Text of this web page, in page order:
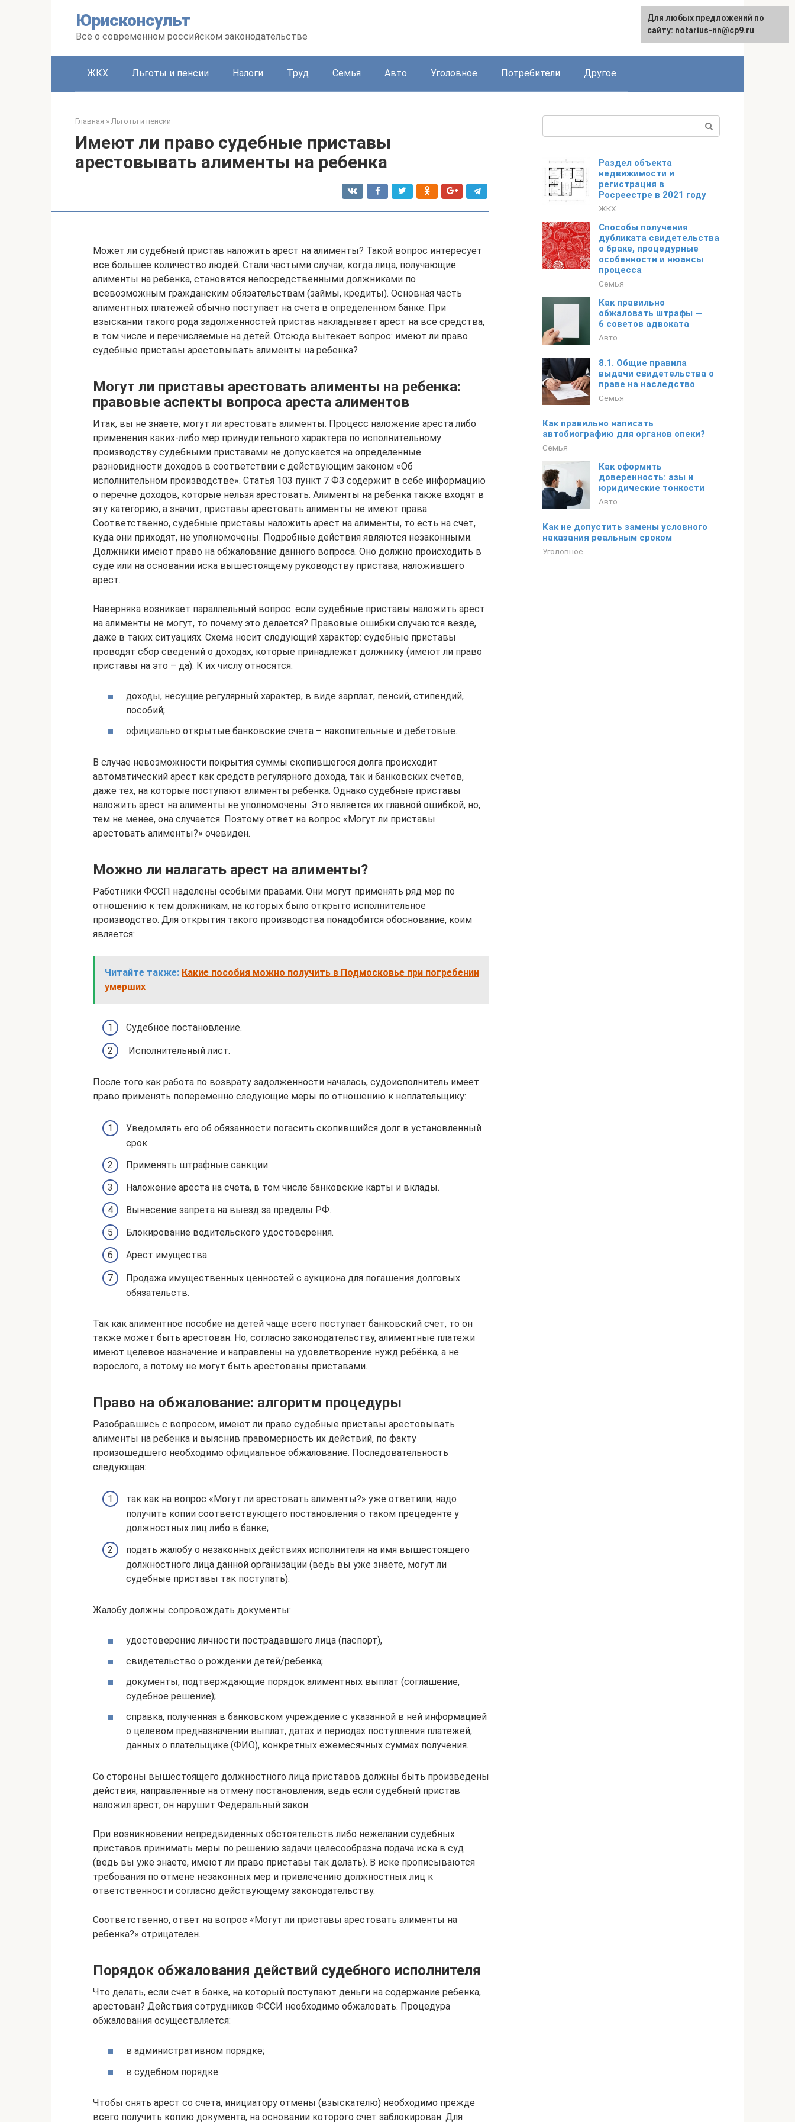
Юрисконсульт
Всё о современном российском законодательстве
English
ЖКХ Льготы и пенсии Налоги Труд Семья Авто Уголовное Потребители Другое
Главная » Льготы и пенсии
Имеют ли право судебные приставы
арестовывать алименты на ребенка
Может ли судебный пристав наложить арест на алименты? Такой вопрос интересует
все большее количество людей. Стали частыми случаи, когда лица, получающие
алименты на ребенка, становятся непосредственными должниками по
всевозможным гражданским обязательствам (займы, кредиты). Основная часть
алиментных платежей обычно поступает на счета в определенном банке. При
взыскании такого рода задолженностей пристав накладывает арест на все средства,
в том числе и перечисляемые на детей. Отсюда вытекает вопрос: имеют ли право
судебные приставы арестовывать алименты на ребенка?
Могут ли приставы арестовать алименты на ребенка:
правовые аспекты вопроса ареста алиментов
Итак, вы не знаете, могут ли арестовать алименты. Процесс наложение ареста либо
применения каких-либо мер принудительного характера по исполнительному
производству судебными приставами не допускается на определенные
разновидности доходов в соответствии с действующим законом «Об
исполнительном производстве». Статья 103 пункт 7 ФЗ содержит в себе информацию
о перечне доходов, которые нельзя арестовать. Алименты на ребенка также входят в
эту категорию, а значит, приставы арестовать алименты не имеют права.
Соответственно, судебные приставы наложить арест на алименты, то есть на счет,
куда они приходят, не уполномочены. Подробные действия являются незаконными.
Должники имеют право на обжалование данного вопроса. Оно должно происходить в
суде или на основании иска вышестоящему руководству пристава, наложившего
арест.
Наверняка возникает параллельный вопрос: если судебные приставы наложить арест
на алименты не могут, то почему это делается? Правовые ошибки случаются везде,
даже в таких ситуациях. Схема носит следующий характер: судебные приставы
проводят сбор сведений о доходах, которые принадлежат должнику (имеют ли право
приставы на это – да). К их числу относятся:
доходы, несущие регулярный характер, в виде зарплат, пенсий, стипендий,
пособий;
официально открытые банковские счета – накопительные и дебетовые.
В случае невозможности покрытия суммы скопившегося долга происходит
автоматический арест как средств регулярного дохода, так и банковских счетов,
даже тех, на которые поступают алименты ребенка. Однако судебные приставы
наложить арест на алименты не уполномочены. Это является их главной ошибкой, но,
тем не менее, она случается. Поэтому ответ на вопрос «Могут ли приставы
арестовать алименты?» очевиден.
Можно ли налагать арест на алименты?
Работники ФССП наделены особыми правами. Они могут применять ряд мер по
отношению к тем должникам, на которых было открыто исполнительное
производство. Для открытия такого производства понадобится обоснование, коим
является:
Читайте также: Какие пособия можно получить в Подмосковье при погребении
умерших
Судебное постановление.
Исполнительный лист.
После того как работа по возврату задолженности началась, судоисполнитель имеет
право применять попеременно следующие меры по отношению к неплательщику:
Уведомлять его об обязанности погасить скопившийся долг в установленный
срок.
Применять штрафные санкции.
Наложение ареста на счета, в том числе банковские карты и вклады.
Вынесение запрета на выезд за пределы РФ.
Блокирование водительского удостоверения.
Арест имущества.
Продажа имущественных ценностей с аукциона для погашения долговых
обязательств.
Так как алиментное пособие на детей чаще всего поступает банковский счет, то он
также может быть арестован. Но, согласно законодательству, алиментные платежи
имеют целевое назначение и направлены на удовлетворение нужд ребёнка, а не
взрослого, а потому не могут быть арестованы приставами.
Право на обжалование: алгоритм процедуры
Разобравшись с вопросом, имеют ли право судебные приставы арестовывать
алименты на ребенка и выяснив правомерность их действий, по факту
произошедшего необходимо официальное обжалование. Последовательность
следующая:
так как на вопрос «Могут ли арестовать алименты?» уже ответили, надо
получить копии соответствующего постановления о таком прецеденте у
должностных лиц либо в банке;
подать жалобу о незаконных действиях исполнителя на имя вышестоящего
должностного лица данной организации (ведь вы уже знаете, могут ли
судебные приставы так поступать).
Жалобу должны сопровождать документы:
удостоверение личности пострадавшего лица (паспорт),
свидетельство о рождении детей/ребенка;
документы, подтверждающие порядок алиментных выплат (соглашение,
судебное решение);
справка, полученная в банковском учреждение с указанной в ней информацией
о целевом предназначении выплат, датах и периодах поступления платежей,
данных о плательщике (ФИО), конкретных ежемесячных суммах получения.
Со стороны вышестоящего должностного лица приставов должны быть произведены
действия, направленные на отмену постановления, ведь если судебный пристав
наложил арест, он нарушит Федеральный закон.
При возникновении непредвиденных обстоятельств либо нежелании судебных
приставов принимать меры по решению задачи целесообразна подача иска в суд
(ведь вы уже знаете, имеют ли право приставы так делать). В иске прописываются
требования по отмене незаконных мер и привлечению должностных лиц к
ответственности согласно действующему законодательству.
Соответственно, ответ на вопрос «Могут ли приставы арестовать алименты на
ребенка?» отрицателен.
Порядок обжалования действий судебного исполнителя
Что делать, если счет в банке, на который поступают деньги на содержание ребенка,
арестован? Действия сотрудников ФССИ необходимо обжаловать. Процедура
обжалования осуществляется:
в административном порядке;
в судебном порядке.
Чтобы снять арест со счета, инициатору отмены (взыскателю) необходимо прежде
всего получить копию документа, на основании которого счет заблокирован. Для
Раздел объекта
недвижимости и
регистрация в
Росреестре в 2021 году
ЖКХ
Способы получения
дубликата свидетельства
о браке, процедурные
особенности и нюансы
процесса
Семья
Как правильно
обжаловать штрафы —
6 советов адвоката
Авто
8.1. Общие правила
выдачи свидетельства о
праве на наследство
Семья
Как правильно написать
автобиографию для органов опеки?
Семья
Как оформить
доверенность: азы и
юридические тонкости
Авто
Как не допустить замены условного
наказания реальным сроком
Уголовное
Для любых предложений по
сайту: notarius-nn@cp9.ru